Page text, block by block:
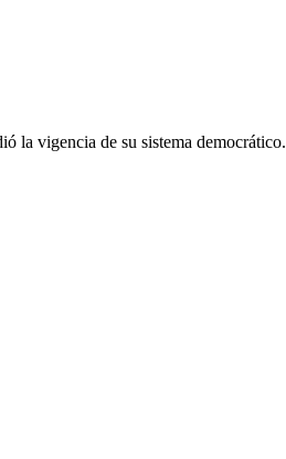
la vigencia de su sistema democrático.